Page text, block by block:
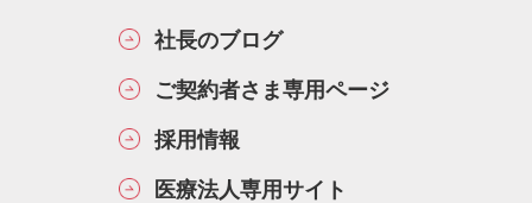
社長のブログ
ご契約者さま専用ページ
採用情報
医療法人専用サイト